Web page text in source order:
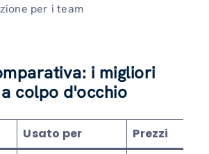
per i team
i migliori
colpo d'occhio
Usato per Prezzi